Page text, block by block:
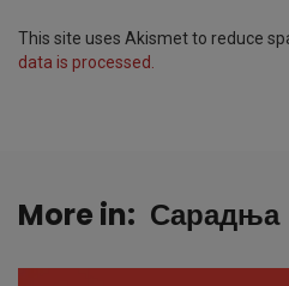
This site uses Akismet to reduce
data is processed.
More in: Сарадња